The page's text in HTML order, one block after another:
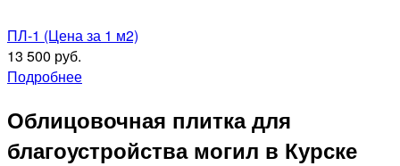
ПЛ-1 (Цена за 1 м2)
13 500 руб.
Подробнее
Облицовочная плитка для
благоустройства могил в Курске